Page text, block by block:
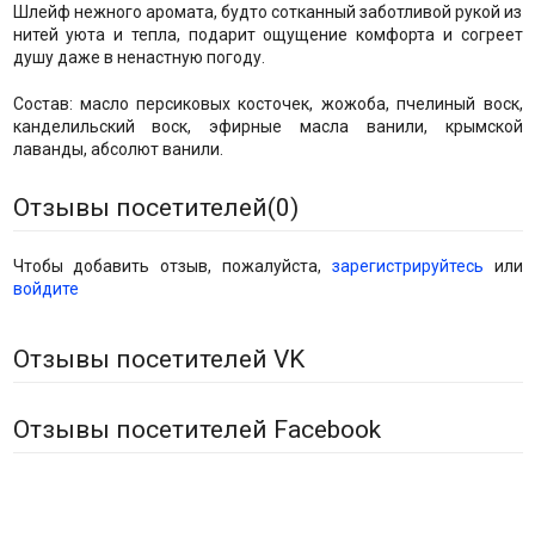
Шлейф нежного аромата, будто сотканный заботливой рукой из
нитей уюта и тепла, подарит ощущение комфорта и согреет
душу даже в ненастную погоду.
Cостав: масло персиковых косточек, жожоба, пчелиный воск,
канделильский воск, эфирные масла ванили, крымской
лаванды, абсолют ванили.
Отзывы посетителей(0)
Чтобы добавить отзыв, пожалуйста, зарегистрируйтесь или
войдите
Отзывы посетителей VK
Отзывы посетителей Facebook